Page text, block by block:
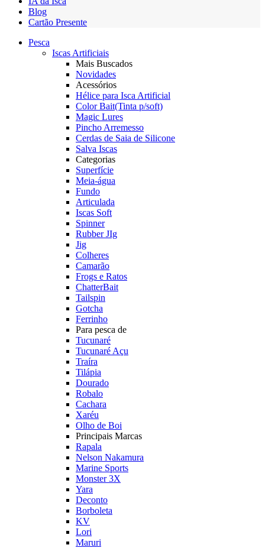
Blog
Cartão Presente
Pesca
Iscas Artificiais
Mais Buscados
Novidades
Acessórios
Hélice para Isca Artificial
Color Bait(Tinta p/soft)
Magic Lures
Pincho Arremesso
Cerdas de Saia de Silicone
Salva Iscas
Categorias
Superfície
Meia-água
Fundo
Articulada
Iscas Soft
Spinner
Rubber JIg
Jig
Colheres
Camarão
Frogs e Ratos
ChatterBait
Tailspin
Gotcha
Ferrinho
Para pesca de
Tucunaré
Tucunaré Açu
Traíra
Tilápia
Dourado
Robalo
Cachara
Xaréu
Olho de Boi
Principais Marcas
Rapala
Nelson Nakamura
Marine Sports
Monster 3X
Yara
Deconto
Borboleta
KV
Lori
Maruri